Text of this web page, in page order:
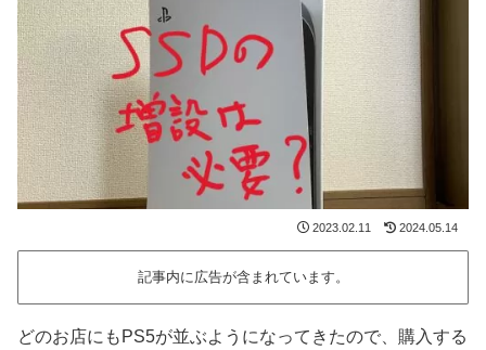
2023.02.11 2024.05.14
記事内に広告が含まれています。
どのお店にもPS5が並ぶようになってきたので、購入する